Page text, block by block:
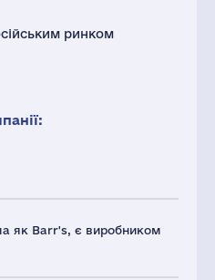
як Barr's, є виробником
ринком